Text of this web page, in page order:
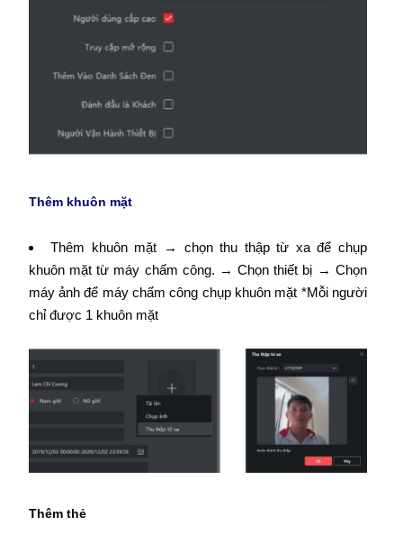
Thêm khuôn mặt
Thêm khuôn mặt → chọn thu thập từ xa để chụp
khuôn mặt từ máy chấm công. → Chọn thiết bị → Chọn
máy ảnh để máy chấm công chụp khuôn mặt *Mỗi người
chỉ được 1 khuôn mặt
Thêm thẻ